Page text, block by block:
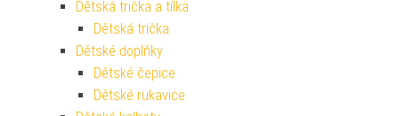
Dětská trička a tílka
Dětská trička
Dětské doplňky
Dětské čepice
Dětské rukavice